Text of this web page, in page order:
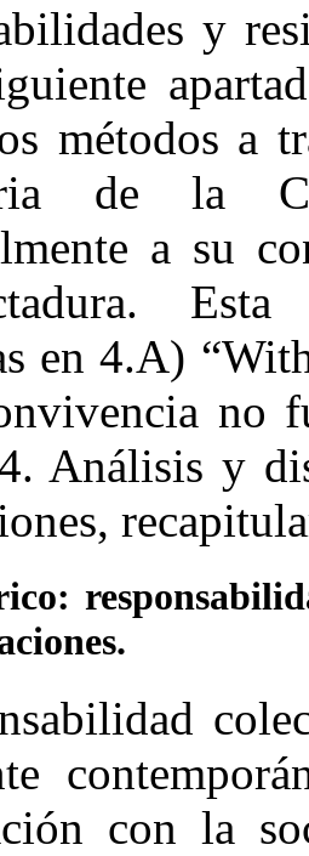
y
métodos a
de la
a su
en 4.A)
no
Análisis y
con la